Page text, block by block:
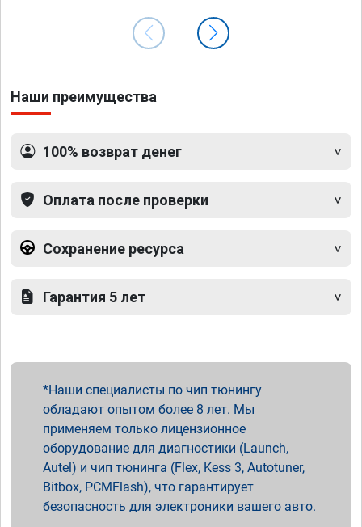
Наши преимущества
100% возврат денег
Оплата после проверки
Сохранение ресурса
Гарантия 5 лет
Наши специалисты по чип тюнингу
обладают опытом более 8 лет. Мы
применяем только лицензионное
оборудование для диагностики (Launch,
Autel) и чип тюнинга (Flex, Kess 3, Autotuner,
Bitbox, PCMFlash), что гарантирует
безопасность для электроники вашего авто.